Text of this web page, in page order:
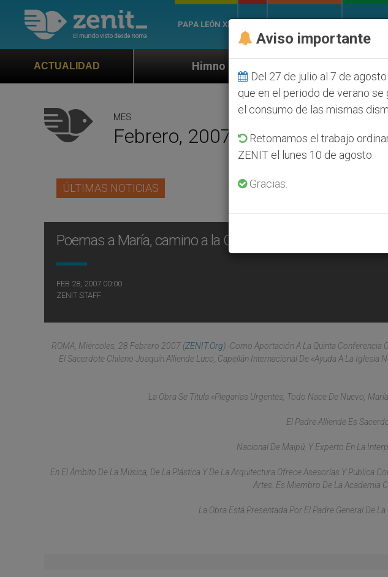
PAPA LEÓN XIV
ACTUALIDADHimno oficial de la Jornada Mundial de la Juventud Seúl
MES
Febrero, 2007
ÚLTIMAS NOTICIAS
Poemas a María, camino a la Quinta Conferencia del
FEB 28, 2007 00:00
ZENIT STAFF
ROMA, Miércoles, 28 Febrero 2007 (ZENIT.org).-Como Aportación A La Quinta Conferencia
El Sacerdote Chileno Joaquín Alliende Luco, Capellán Internacional De «Ayuda A La Iglesia
La Obra Se Titula «Plegarias Urgentes, Todo Nace De Nuevo,
El Padre Alliende Es
Nacional De Maipú, Y Experto En La
En El Ámbito De La Música, De La Plástica Y De La Arquitectura Ofrece Asesorías Y Publica
Artes. Es Miembro De La Academia
La Obra Está Presentada Por El Padre General De
Aviso importante
Del 27 de julio al 7 de
que en el periodo de verano
el consumo de las mismas
Retomamos el trabajo
ZENIT el lunes 10 de agosto.
Gracias.